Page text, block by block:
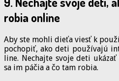
robia online
Aby ste mohli dieťa viesť k
pochopiť, ako deti používajú
line. Nechajte svoje deti
sa im páčia a čo tam robia.